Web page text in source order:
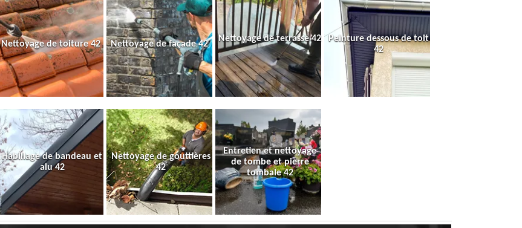
Nettoyage de toiture 42 Nettoyage de façade 42
Nettoyage de terrasse 42
Peinture dessous de toit
42
Habillage de bandeau et
alu 42
Nettoyage de gouttières
42
Entretien et nettoyage
de tombe et pierre
tombale 42